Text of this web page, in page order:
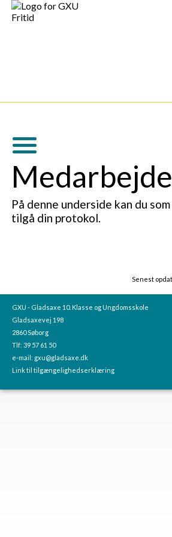
På denne underside kan du
tilgå din protokol.
Senest
GXU - Gladsaxe 10. Klasse og Ungdomsskole
Gladsaxevej 198
2860 Søborg
Tlf: 39 57 61 50
e-mail: gxu@gladsaxe.dk
Link til tilgængelighedserklæring